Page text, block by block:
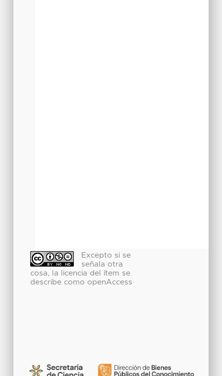
Excepto si se
señala otra
cosa, la licencia del ítem se
describe como openAccess